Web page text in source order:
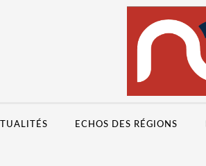
ECHOS DES RÉGIONS